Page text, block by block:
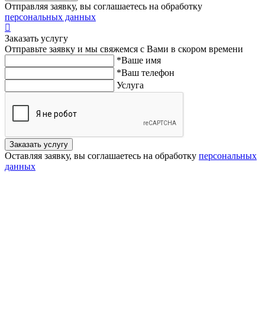
Отправляя заявку, вы соглашаетесь на обработку
персональных данных
Заказать услугу
Отправьте заявку и мы свяжемся с Вами в скором времени
*Ваше имя
*Ваш телефон
Услуга
Заказать услугу
Оставляя заявку, вы соглашаетесь на обработку персональных
данных